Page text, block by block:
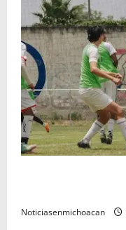
Noticiasenmichoacan